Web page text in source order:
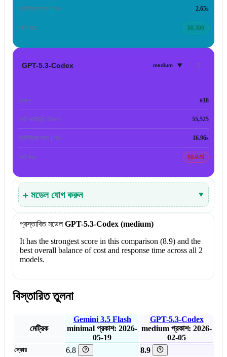
প্রতিক্রিয়া সময় (গড়) 2.65s
মোট খরচ $0.300
GPT-5.3-Codex medium ▾
র‍্যাঙ্ক #18
মোট আউটপুট টোকেন 55,525
প্রতিক্রিয়া সময় (গড়) 16.96s
মোট খরচ $0.920
+ মডেল যোগ করুন ▾
প্রস্তাবিত মডেল GPT-5.3-Codex (medium)
It has the strongest score in this comparison (8.9) and the
best overall balance of cost and response time across all 2
models.
বিস্তারিত তুলনা
মেট্রিক
Gemini 3.5 Flash
minimal প্রকাশ: 2026-
05-19
GPT-5.3-Codex
medium প্রকাশ: 2026-
02-05
স্কোর 6.8 8.9